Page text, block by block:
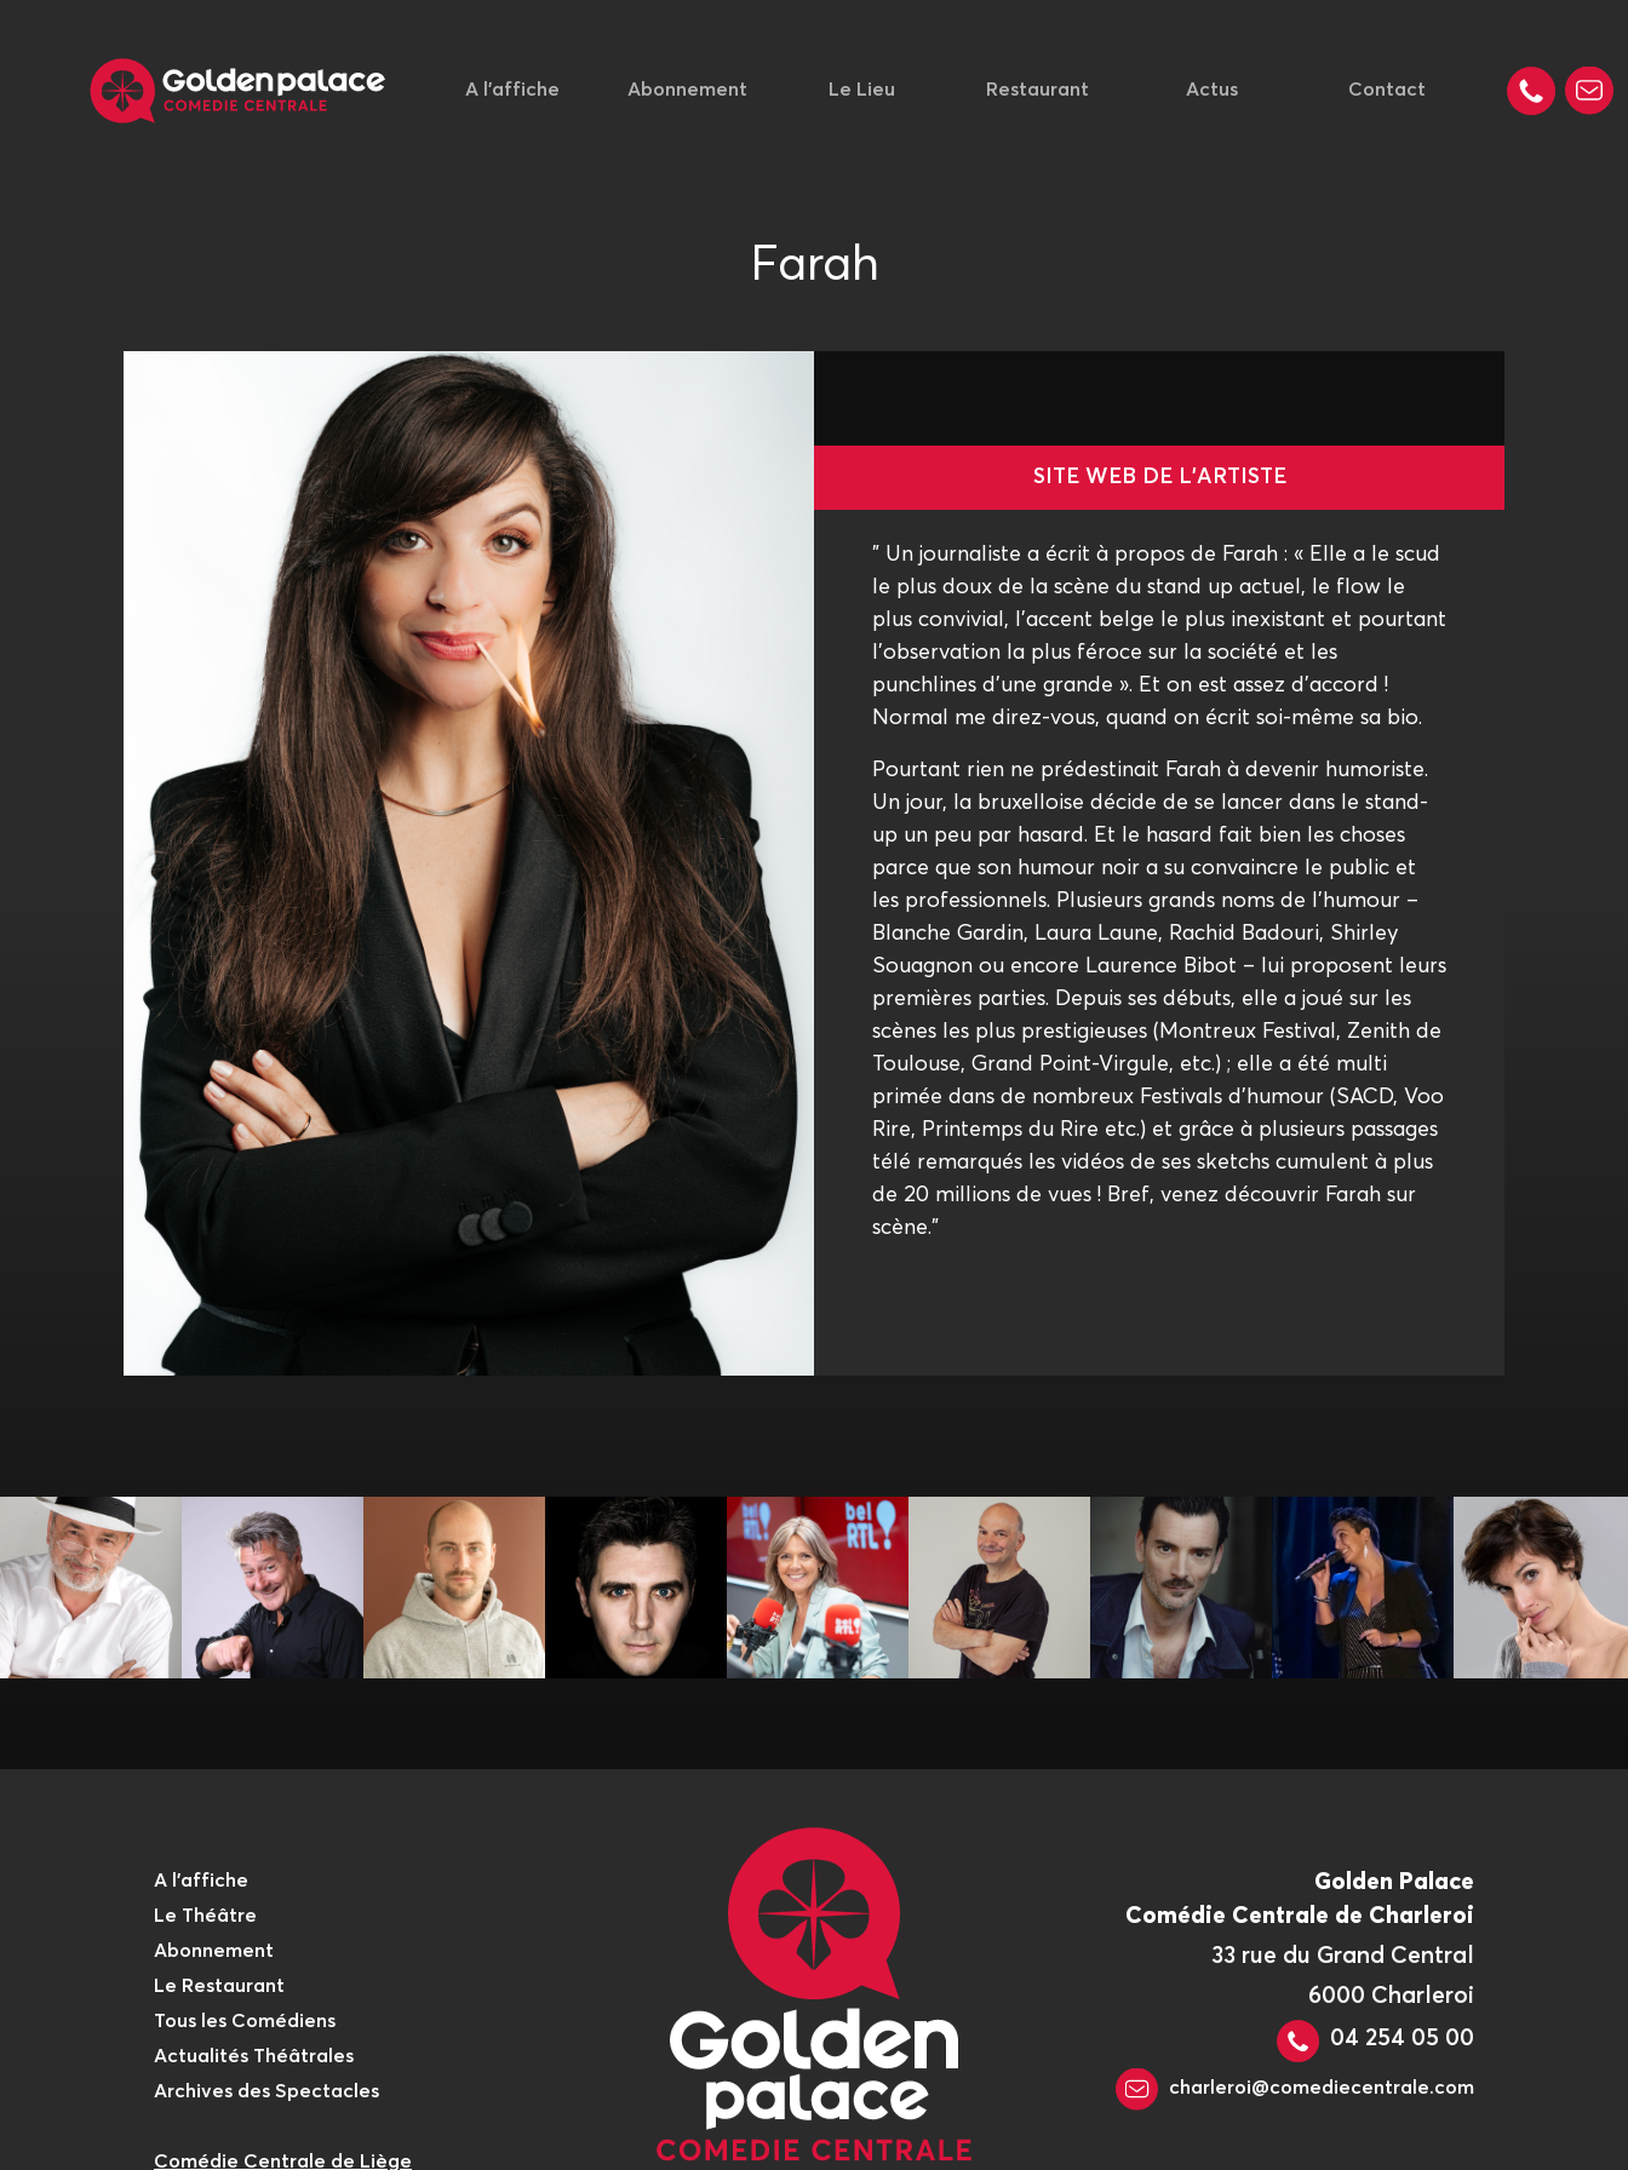
A l'affiche Abonnement Le Lieu Restaurant Actus Contact
Farah
SITE WEB DE L'ARTISTE
" Un journaliste a écrit à propos de Farah : « Elle a le scud
le plus doux de la scène du stand up actuel, le flow le
plus convivial, l’accent belge le plus inexistant et pourtant
l’observation la plus féroce sur la société et les
punchlines d’une grande ». Et on est assez d’accord !
Normal me direz-vous, quand on écrit soi-même sa bio.
Pourtant rien ne prédestinait Farah à devenir humoriste.
Un jour, la bruxelloise décide de se lancer dans le stand-
up un peu par hasard. Et le hasard fait bien les choses
parce que son humour noir a su convaincre le public et
les professionnels. Plusieurs grands noms de l’humour –
Blanche Gardin, Laura Laune, Rachid Badouri, Shirley
Souagnon ou encore Laurence Bibot – lui proposent leurs
premières parties. Depuis ses débuts, elle a joué sur les
scènes les plus prestigieuses (Montreux Festival, Zenith de
Toulouse, Grand Point-Virgule, etc.) ; elle a été multi
primée dans de nombreux Festivals d’humour (SACD, Voo
Rire, Printemps du Rire etc.) et grâce à plusieurs passages
télé remarqués les vidéos de ses sketchs cumulent à plus
de 20 millions de vues ! Bref, venez découvrir Farah sur
scène."
Antoine Beauville
Antoine
Vandenberghe
Arthur Loisel Benjamin Ghislain
Bérénice
Bourgueil
Bernard
LEFRANCQ
Bertrand Schol Betty La Ferrara
Camille
Fernandez
A l'affiche
Le Théâtre
Abonnement
Le Restaurant
Tous les Comédiens
Actualités Théâtrales
Archives des Spectacles
Comédie Centrale de Liège
Golden Palace
Comédie Centrale de Charleroi
33 rue du Grand Central
6000 Charleroi
04 254 05 00
charleroi@comediecentrale.com